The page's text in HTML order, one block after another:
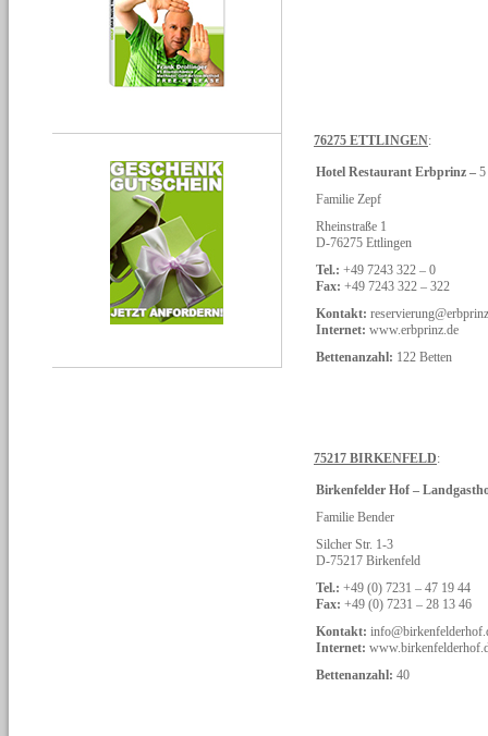
76275 ETTLINGEN:
Hotel Restaurant Erbprinz – 5
Familie Zepf
Rheinstraße 1
D-76275 Ettlingen
Tel.: +49 7243 322 – 0
Fax: +49 7243 322 – 322
Kontakt:
Internet: www.erbprinz.de
Bettenanzahl: 122 Betten
75217 BIRKENFELD:
Birkenfelder Hof –
Familie Bender
Silcher Str. 1-3
D-75217 Birkenfeld
Tel.: +49 (0) 7231 – 47 19 44
Fax: +49 (0) 7231 – 28 13 46
Kontakt:
Internet:
Bettenanzahl: 40